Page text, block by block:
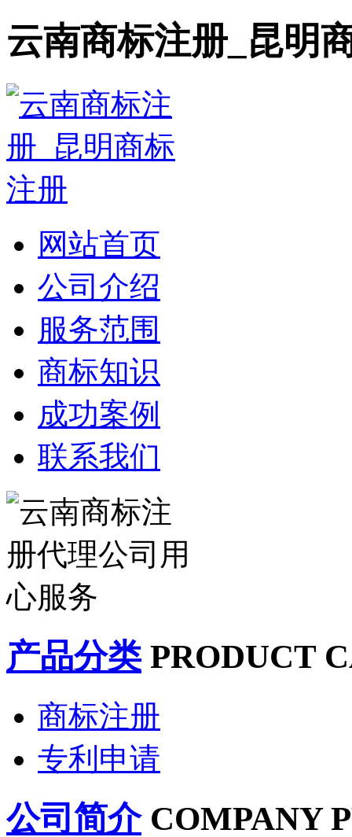
云南商标注册_昆明
网站首页
公司介绍
服务范围
商标知识
成功案例
联系我们
产品分类PRODUCT
商标注册
专利申请
公司简介COMPANY